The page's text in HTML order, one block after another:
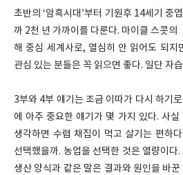
초반의 ‘암흑시대’부터 기원후 14세기 중
까 2천 년 가까이를 다룬다. 마이클 스콧의
해 중심 세계사로, 열심히 안 읽어도 되
관심 있는 분들은 꼭 읽으면 좋다. 일단 자
3부와 4부 얘기는 조금 이따가 다시 하기
에 아주 중요한 얘기가 몇 가지 있다. 사
생각하면 수렵 채집이 먹고 살기는 편하
선택했을까. 농업을 선택한 것은 열량이다
생산 양식과 같은 말은 결과와 원인을 바